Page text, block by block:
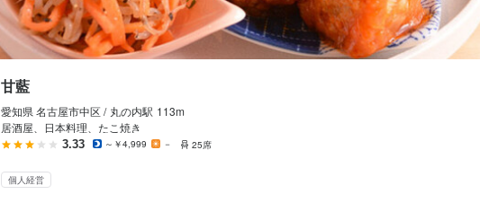
甘藍
愛知県 名古屋市中区 / 丸の内駅 113m
居酒屋、日本料理、たこ焼き
3.33 ～￥4,999 － 25席
個人経営
終電考慮あり ダブルワーク・副業OK 転勤なし 長期勤務歓迎 週1日からOK
シフト制
自由シフト制(毎回、時間・曜日を選べる)
休日・休暇
2週間ごとのシフト制
日曜定休 平日のみ勤務OK(土日休み) 完全週休2日制